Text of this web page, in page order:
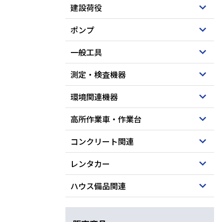
建設荷役
ポンプ
一般工具
測定・検査機器
環境関連機器
高所作業車・作業台
コンクリート関連
レンタカー
ハウス備品関連